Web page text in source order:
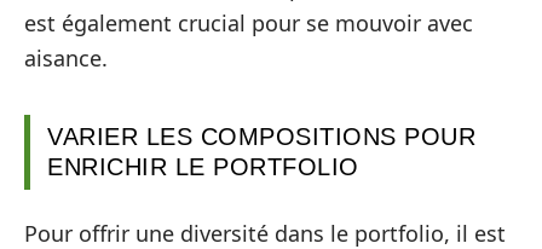
est également crucial pour se mouvoir avec
aisance.
VARIER LES COMPOSITIONS POUR
ENRICHIR LE PORTFOLIO
Pour offrir une diversité dans le portfolio, il est